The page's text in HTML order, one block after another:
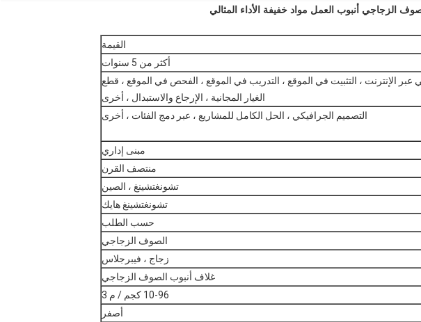
الزجاجي أنبوب العمل مواد خفيفة الأداء المثالي
القيمة
أكثر من 5 سنوات
عبر الإنترنت ، التثبيت في الموقع ، التدريب في الموقع ، الفحص في الموقع ، قطع
الغيار المجانية ، الإرجاع والاستبدال ، أخرى
التصميم الجرافيكي ، الحل الكامل للمشاريع ، عبر دمج الفئات ، أخرى
مبنى إداري
منتصف القرن
تشونغتشينغ ، الصين
تشونغتشينغ هايك
حسب الطلب
الصوف الزجاجي
زجاج ، فيبرجلاس
غلاف أنبوب الصوف الزجاجي
10-96 كجم / م 3
أصفر